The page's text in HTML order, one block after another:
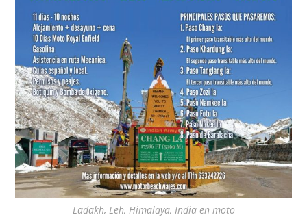
Ladakh, Leh, Himalaya, India en moto